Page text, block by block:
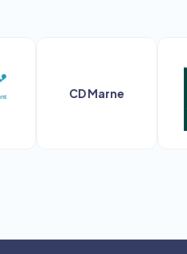
CD Marne